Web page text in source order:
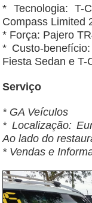
* ​Tecnologia: T-
Compass Limited
* ​Força: Pajero
* ​Custo-
Fiesta Sedan e T-
​Serviço
* ​GA Veículos
* ​Localização:
Ao lado do
* ​Vendas e